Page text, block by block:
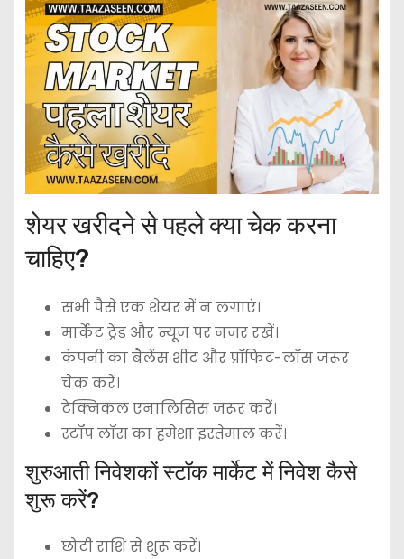
शेयर खरीदने से पहले क्या चेक करना
चाहिए?
सभी पैसे एक शेयर में न लगाएं।
मार्केट ट्रेंड और न्यूज पर नजर रखें।
कंपनी का बैलेंस शीट और प्रॉफिट-लॉस जरूर
चेक करें।
टेक्निकल एनालिसिस जरूर करें।
स्टॉप लॉस का हमेशा इस्तेमाल करें।
शुरुआती निवेशकों स्टॉक मार्केट में निवेश कैसे
शुरू करें?
छोटी राशि से शुरू करें।